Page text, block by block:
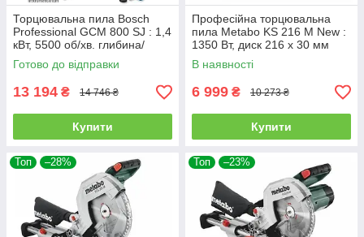
Торцювальна пила Bosch
Professional GCM 800 SJ : 1,4
кВт, 5500 об/хв. глибина/
довжина різу 70/270 мм, диск
210-216 мм
Готово до відправки
13 194 ₴ 14 746 ₴
Купити
Професійна торцювальна
пила Metabo KS 216 M New :
1350 Вт, диск 216 x 30 мм
610216000
В наявності
6 999 ₴ 10 273 ₴
Купити
Топ –28% Топ –23%